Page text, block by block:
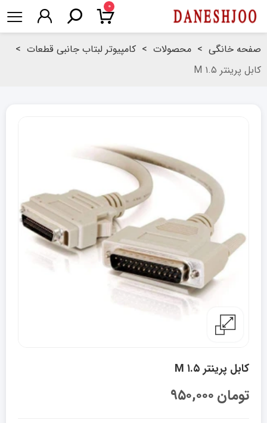
۰
صفحه خانگی > محصولات > کامپیوتر لبتاب جانبی قطعات >
کابل پرینتر ۱.۵ M
کابل پرینتر ۱.۵ M
۹۵۰,۰۰۰تومان